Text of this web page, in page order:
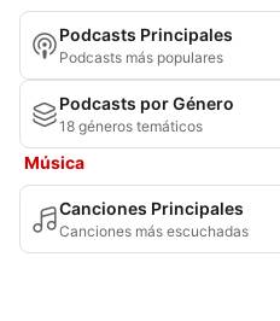
Podcasts Principales
Podcasts más populares
Podcasts por Género
18 géneros temáticos
Música
Canciones Principales
Canciones más escuchadas